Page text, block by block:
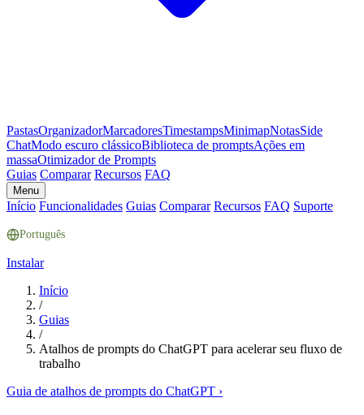
PastasOrganizadorMarcadoresTimestampsMinimapNotasSide
ChatModo escuro clássicoBiblioteca de promptsAções em
massaOtimizador de Prompts
Guias Comparar Recursos FAQ
Menu
Início Funcionalidades Guias Comparar Recursos FAQ Suporte
Português
Instalar
Início
/
Guias
/
Atalhos de prompts do ChatGPT para acelerar seu fluxo de
trabalho
Guia de atalhos de prompts do ChatGPT ›